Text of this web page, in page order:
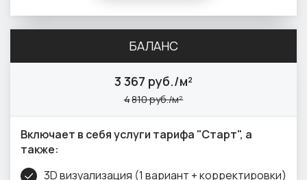
БАЛАНС
3 367 руб./м²
4810 руб./м²
Включает в себя услуги тарифа "Старт", а
также:
3D визуализация (1 вариант + корректировки)